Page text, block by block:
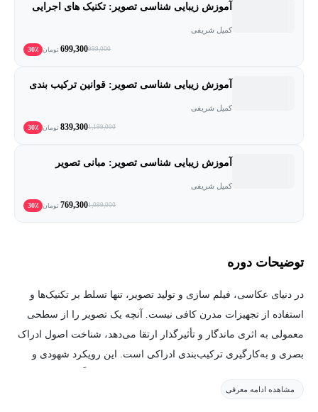
آموزش زیبایی شناسی تصویر: تکنیک های اجرایی
کمیل شریفی
999,000
699,300 تومان 30٪
آموزش زیبایی شناسی تصویر: قوانین ترکیب بندی
کمیل شریفی
1,199,000
839,300 تومان 30٪
آموزش زیبایی شناسی تصویر: مبانی تصویر
کمیل شریفی
1,099,000
769,300 تومان 30٪
توضیحات دوره
در دنیای عکاسی، فیلم سازی و تولید تصویر، تنها تسلط بر تکنیک‌ها و
استفاده از تجهیزات مدرن کافی نیست. آنچه یک تصویر را از سطحی
معمولی به اثری ماندگار و تأثیرگذار ارتقا می‌دهد، شناخت اصول ادراک
بصری و به‌کارگیری ترکیب‌بندی ادراکی است. این رویکرد شهودی و
، بلکه با توجه به قوانین ادراک ، حس و روانشناسی دید سازمان‌دهی
مشاهده ادامه معرفی